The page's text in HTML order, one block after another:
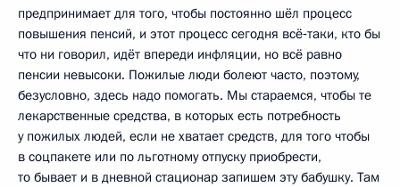
предпринимает для того, чтобы постоянно шёл процесс
повышения пенсий, и этот процесс сегодня всё‑таки, кто бы
что ни говорил, идёт впереди инфляции, но всё равно
пенсии невысоки. Пожилые люди болеют часто, поэтому,
безусловно, здесь надо помогать. Мы стараемся, чтобы те
лекарственные средства, в которых есть потребность
у пожилых людей, если не хватает средств, для того чтобы
в соцпакете или по льготному отпуску приобрести,
то бывает и в дневной стационар запишем эту бабушку. Там